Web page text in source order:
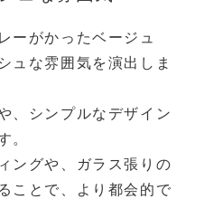
ーがかったベージュ
ュな雰囲気を演出しま
、シンプルなデザイン
。
ングや、ガラス張りの
ことで、より都会的で